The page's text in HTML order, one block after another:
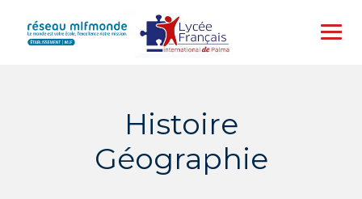
content
Histoire
Géographie